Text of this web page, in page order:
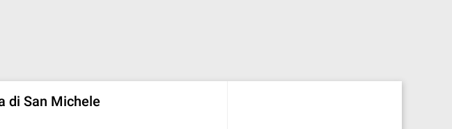
di San Michele